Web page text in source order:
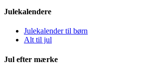
Julekalendere
Julekalender til børn
Alt til jul
Jul efter mærke